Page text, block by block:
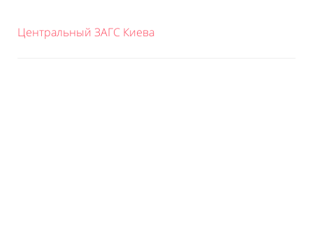
Центральный ЗАГС Киева